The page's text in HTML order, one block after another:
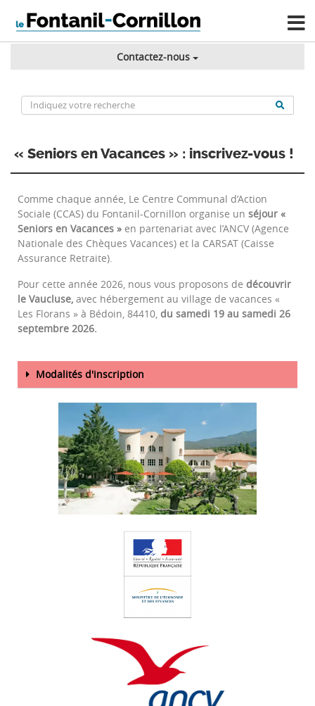
Contactez-nous
« Seniors en Vacances » : inscrivez-vous !
Comme chaque année, Le Centre Communal d’Action
Sociale (CCAS) du Fontanil-Cornillon organise un séjour «
Seniors en Vacances » en partenariat avec l’ANCV (Agence
Nationale des Chèques Vacances) et la CARSAT (Caisse
Assurance Retraite).
Pour cette année 2026, nous vous proposons de découvrir
le Vaucluse, avec hébergement au village de vacances «
Les Florans » à Bédoin, 84410, du samedi 19 au samedi 26
septembre 2026.
Modalités d'inscription